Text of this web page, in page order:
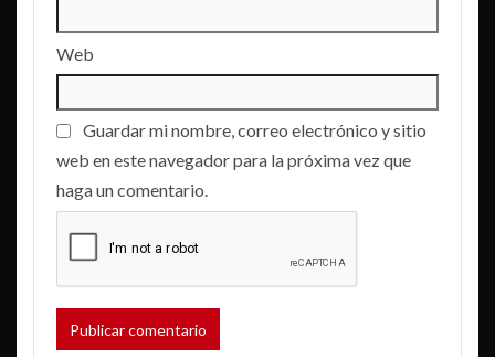
Web
Guardar mi nombre, correo electrónico y sitio
web en este navegador para la próxima vez que
haga un comentario.